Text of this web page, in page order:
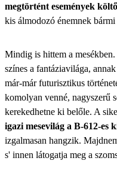
megtörtént események
kis álmodozó énemnek bármi
Mindig is hittem a
színes a fantáziavilága,
már-már futurisztikus
komolyan venné, nagyszerű
kerekedhetne ki belőle. A
igazi mesevilág a B-612-es
izgalmasan hangzik.
s' innen látogatja meg a